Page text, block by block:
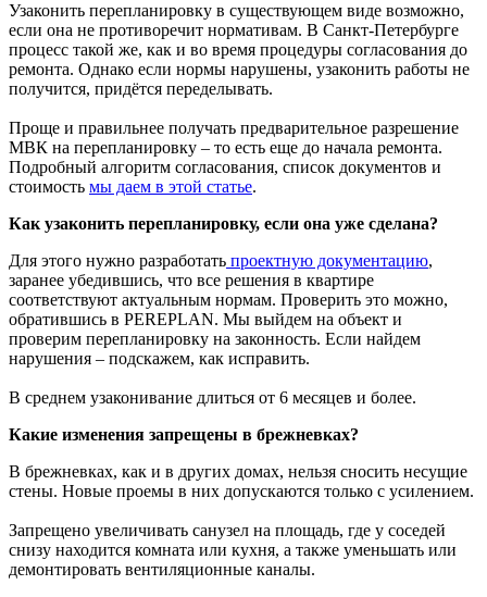
Узаконить перепланировку в существующем виде возможно,
если она не противоречит нормативам. В Санкт-Петербурге
процесс такой же, как и во время процедуры согласования до
ремонта. Однако если нормы нарушены, узаконить работы не
получится, придётся переделывать.
Проще и правильнее получать предварительное разрешение
МВК на перепланировку – то есть еще до начала ремонта.
Подробный алгоритм согласования, список документов и
стоимость мы даем в этой статье.
Как узаконить перепланировку, если она уже сделана?
Для этого нужно разработать проектную документацию,
заранее убедившись, что все решения в квартире
соответствуют актуальным нормам. Проверить это можно,
обратившись в PEREPLAN. Мы выйдем на объект и
проверим перепланировку на законность. Если найдем
нарушения – подскажем, как исправить.
В среднем узаконивание длиться от 6 месяцев и более.
Какие изменения запрещены в брежневках?
В брежневках, как и в других домах, нельзя сносить несущие
стены. Новые проемы в них допускаются только с усилением.
Запрещено увеличивать санузел на площадь, где у соседей
снизу находится комната или кухня, а также уменьшать или
демонтировать вентиляционные каналы.